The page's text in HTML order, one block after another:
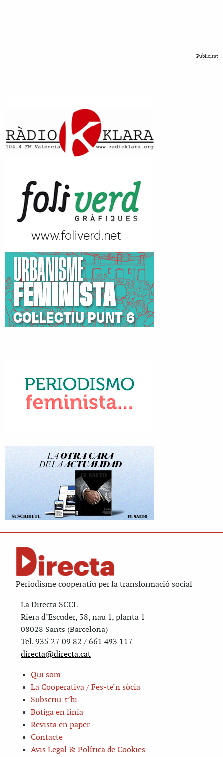
Publicitat
Periodisme cooperatiu per la transformació social
La Directa SCCL
Riera d’Escuder, 38, nau 1, planta 1
08028 Sants (Barcelona)
Tel. 935 27 09 82 / 661 493 117
directa@directa.cat
Qui som
La Cooperativa / Fes-te’n sòcia
Subscriu-t’hi
Botiga en línia
Revista en paper
Contacte
Avis Legal & Política de Cookies